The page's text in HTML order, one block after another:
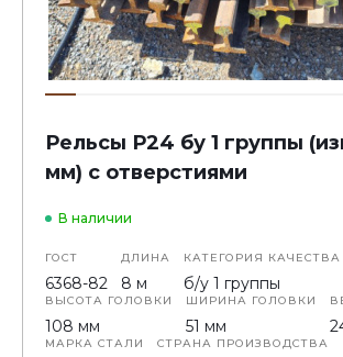
Рельсы Р24 бу 1 группы
мм) с отверстиями
В наличии
ГОСТ
6368-82
ДЛИНА
8 м
КАТЕГОРИЯ КАЧЕСТВА
б/у 1 группы
ВЫСОТА ГОЛОВКИ
108 мм
ШИРИНА ГОЛОВКИ
51 мм
МАРКА СТАЛИ СТРАНА ПРОИЗВОДСТВА